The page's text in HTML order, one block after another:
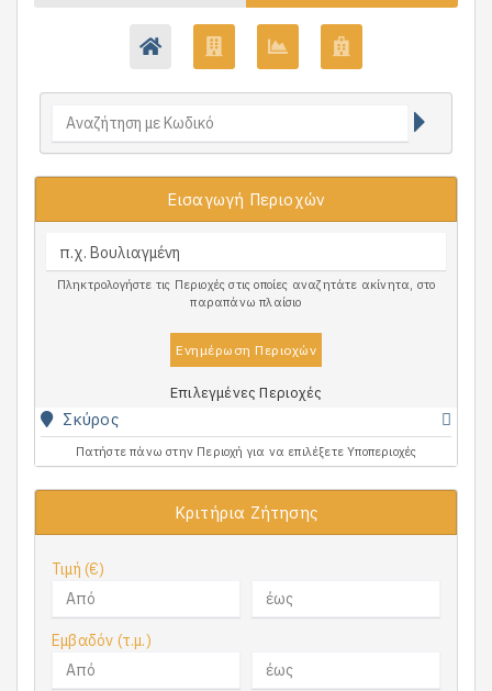
Εισαγωγή Περιοχών
Πληκτρολογήστε τις Περιοχές στις οποίες αναζητάτε ακίνητα, στο
παραπάνω πλαίσιο
Ενημέρωση Περιοχών
Επιλεγμένες Περιοχές
Σκύρος
Πατήστε πάνω στην Περιοχή για να επιλέξετε Υποπεριοχές
Κριτήρια Ζήτησης
Τιμή (€)
Εμβαδόν (τ.μ.)